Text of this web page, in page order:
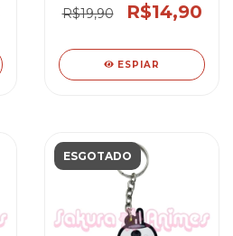
R$19,90 R$14,90
ESPIAR
ESGOTADO